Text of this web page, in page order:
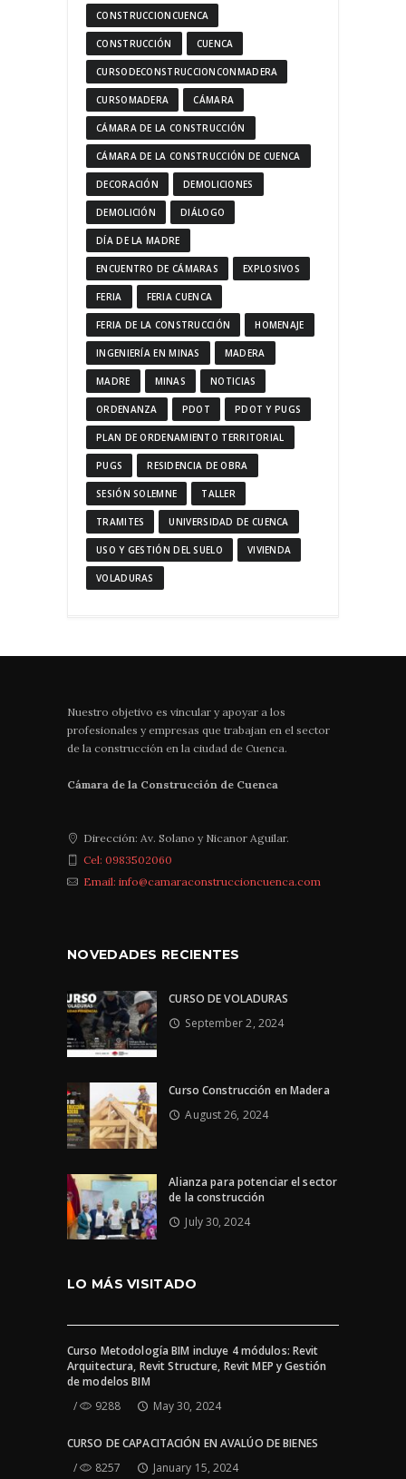
CONSTRUCCIONCUENCA
CONSTRUCCIÓN CUENCA
CURSODECONSTRUCCIONCONMADERA
CURSOMADERA CÁMARA
CÁMARA DE LA CONSTRUCCIÓN
CÁMARA DE LA CONSTRUCCIÓN DE CUENCA
DECORACIÓN DEMOLICIONES
DEMOLICIÓN DIÁLOGO
DÍA DE LA MADRE
ENCUENTRO DE CÁMARAS EXPLOSIVOS
FERIA FERIA CUENCA
FERIA DE LA CONSTRUCCIÓN HOMENAJE
INGENIERÍA EN MINAS MADERA
MADRE MINAS NOTICIAS
ORDENANZA PDOT PDOT Y PUGS
PLAN DE ORDENAMIENTO TERRITORIAL
PUGS RESIDENCIA DE OBRA
SESIÓN SOLEMNE TALLER
TRAMITES UNIVERSIDAD DE CUENCA
USO Y GESTIÓN DEL SUELO VIVIENDA
VOLADURAS
Nuestro objetivo es vincular y apoyar a los
profesionales y empresas que trabajan en el sector
de la construcción en la ciudad de Cuenca.
Cámara de la Construcción de Cuenca
Dirección: Av. Solano y Nicanor Aguilar.
Cel: 0983502060
Email: info@camaraconstruccioncuenca.com
NOVEDADES RECIENTES
CURSO DE VOLADURAS
September 2, 2024
Curso Construcción en Madera
August 26, 2024
Alianza para potenciar el sector
de la construcción
July 30, 2024
LO MÁS VISITADO
Curso Metodología BIM incluye 4 módulos: Revit
Arquitectura, Revit Structure, Revit MEP y Gestión
de modelos BIM
May 30, 2024
9288
CURSO DE CAPACITACIÓN EN AVALÚO DE BIENES
January 15, 2024
8257